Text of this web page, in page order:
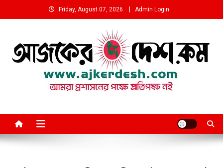
to
Friday, August 07, 2026 Admin Login